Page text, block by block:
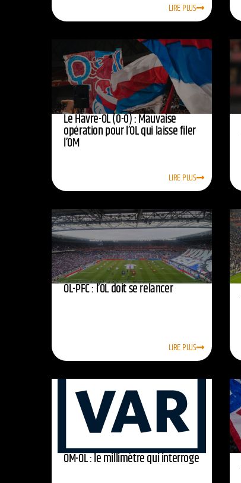
LIRE PLUS
Le Havre-OL (0-0) : Mauvaise
opération pour l’OL qui laisse filer
l’OM
LIRE PLUS
OL-PFC : l’OL doit se relancer
LIRE PLUS
OM-OL : le millimètre qui interroge